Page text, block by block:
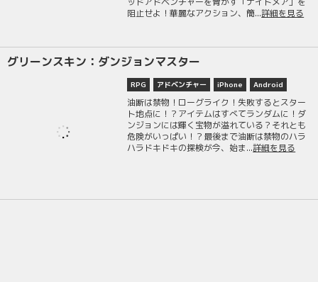
阻止せよ！華麗なアクション、簡...詳細を見る
グリーンスキン：ダンジョンマスター
RPG アドベンチャー iPhone Android
油断は禁物！ローグライク！失敗するとスター
ト地点に！？アイテムはすべてランダムに！ダ
ンジョンには輝く宝物が溢れている？それとも
危険がいっぱい！？最後まで油断は禁物のハラ
ハラドキドキの探検が今、始ま...詳細を見る